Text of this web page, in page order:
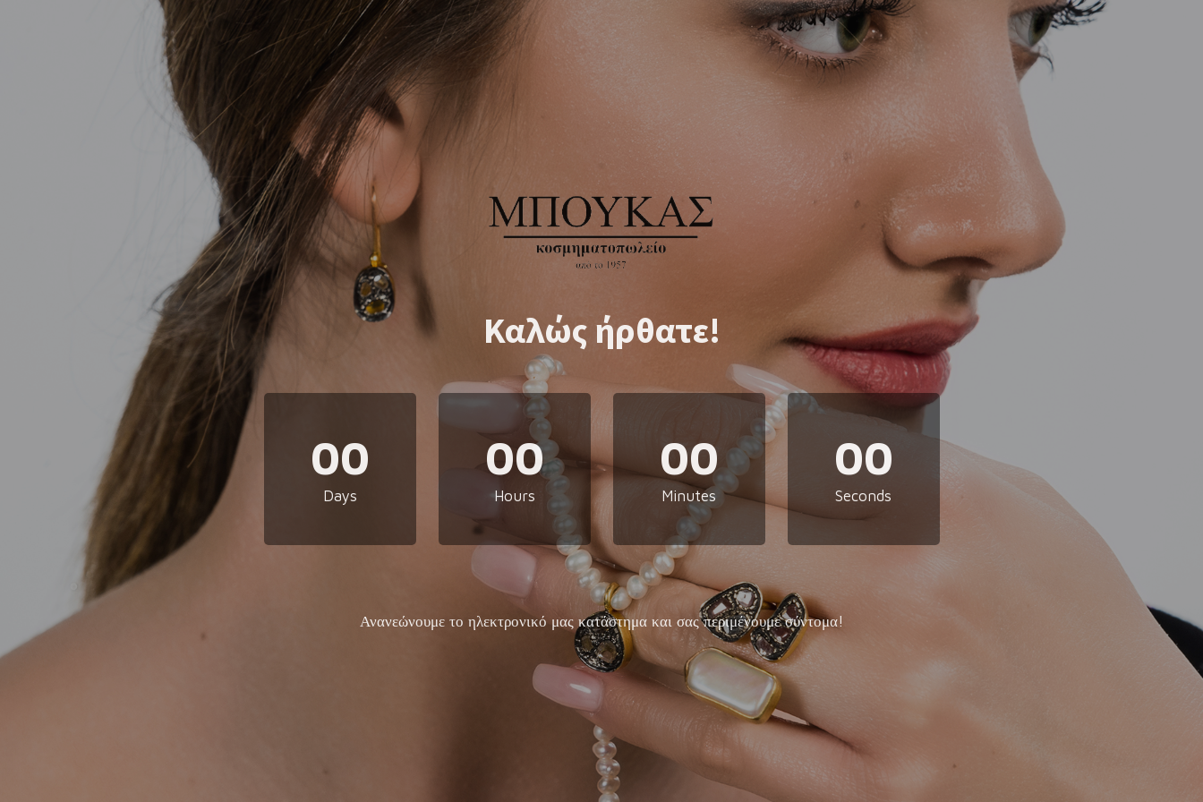
Καλώς ήρθατε!
00
Days
00
Hours
00
Minutes
00
Seconds
Ανανεώνουμε το ηλεκτρονικό μας κατάστημα και σας περιμένουμε σύντομα!